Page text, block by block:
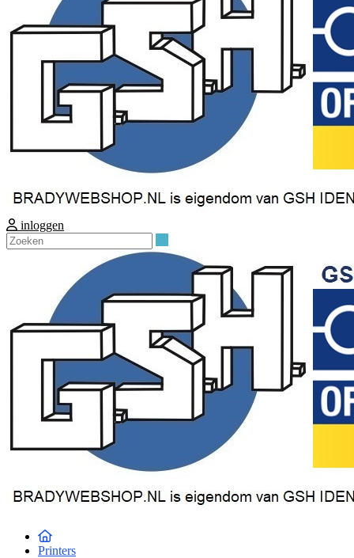
inloggen
Printers